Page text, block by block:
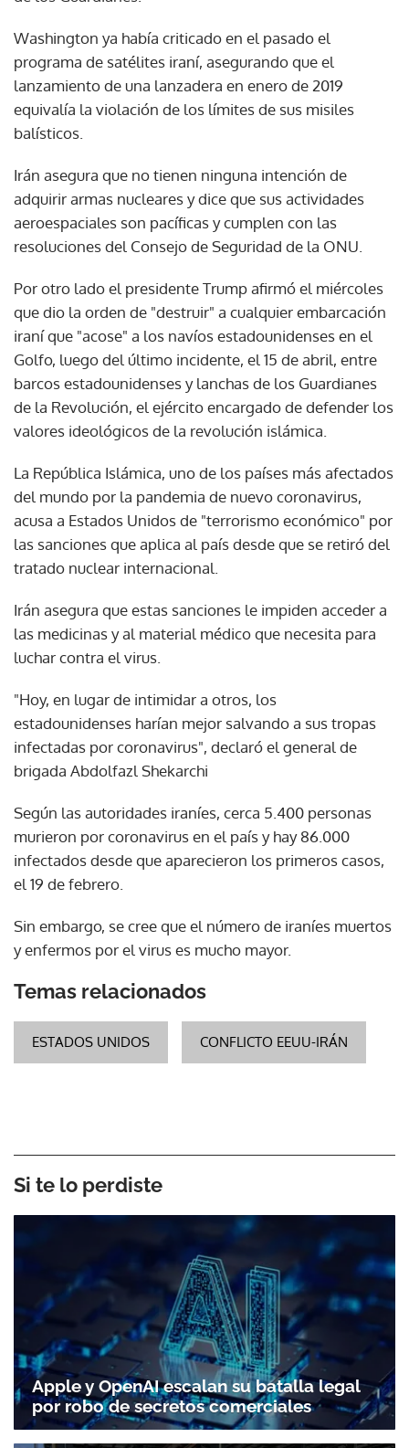
Washington ya había criticado en el pasado el
programa de satélites iraní, asegurando que el
lanzamiento de una lanzadera en enero de 2019
equivalía la violación de los límites de sus misiles
balísticos.
Irán asegura que no tienen ninguna intención de
adquirir armas nucleares y dice que sus actividades
aeroespaciales son pacíficas y cumplen con las
resoluciones del Consejo de Seguridad de la ONU.
Por otro lado el presidente Trump afirmó el miércoles
que dio la orden de "destruir" a cualquier embarcación
iraní que "acose" a los navíos estadounidenses en el
Golfo, luego del último incidente, el 15 de abril, entre
barcos estadounidenses y lanchas de los Guardianes
de la Revolución, el ejército encargado de defender los
valores ideológicos de la revolución islámica.
La República Islámica, uno de los países más afectados
del mundo por la pandemia de nuevo coronavirus,
acusa a Estados Unidos de "terrorismo económico" por
las sanciones que aplica al país desde que se retiró del
tratado nuclear internacional.
Irán asegura que estas sanciones le impiden acceder a
las medicinas y al material médico que necesita para
luchar contra el virus.
"Hoy, en lugar de intimidar a otros, los
estadounidenses harían mejor salvando a sus tropas
infectadas por coronavirus", declaró el general de
brigada Abdolfazl Shekarchi
Según las autoridades iraníes, cerca 5.400 personas
murieron por coronavirus en el país y hay 86.000
infectados desde que aparecieron los primeros casos,
el 19 de febrero.
Sin embargo, se cree que el número de iraníes muertos
y enfermos por el virus es mucho mayor.
Temas relacionados
ESTADOS UNIDOS CONFLICTO EEUU-IRÁN
Si te lo perdiste
Apple y OpenAI escalan su batalla legal
por robo de secretos comerciales